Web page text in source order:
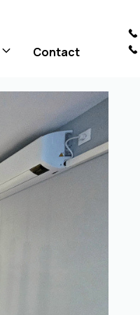
Contact